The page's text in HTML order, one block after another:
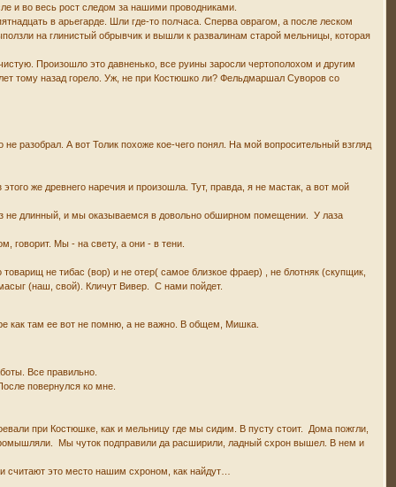
и во весь рост следом за нашими проводниками.
в арьегарде. Шли где-то полчаса. Сперва оврагом, а после леском
на глинистый обрывчик и вышли к развалинам старой мельницы, которая
Произошло это давненько, все руины заросли чертополохом и другим
тому назад горело. Уж, не при Костюшко ли? Фельдмаршал Суворов со
разобрал. А вот Толик похоже кое-чего понял. На мой вопросительный взгляд
же древнего наречия и произошла. Тут, правда, я не мастак, а вот мой
не длинный, и мы оказываемся в довольно обширном помещении. У лаза
говорит. Мы - на свету, а они - в тени.
не тибас (вор) и не отер( самое близкое фраер) , не блотняк (скупщик,
(наш, свой). Кличут Вивер. С нами пойдет.
как там ее вот не помню, а не важно. В общем, Мишка.
Все правильно.
повернулся ко мне.
при Костюшке, как и мельницу где мы сидим. В пусту стоит. Дома пожгли,
Мы чуток подправили да расширили, ладный схрон вышел. В нем и
считают это место нашим схроном, как найдут…